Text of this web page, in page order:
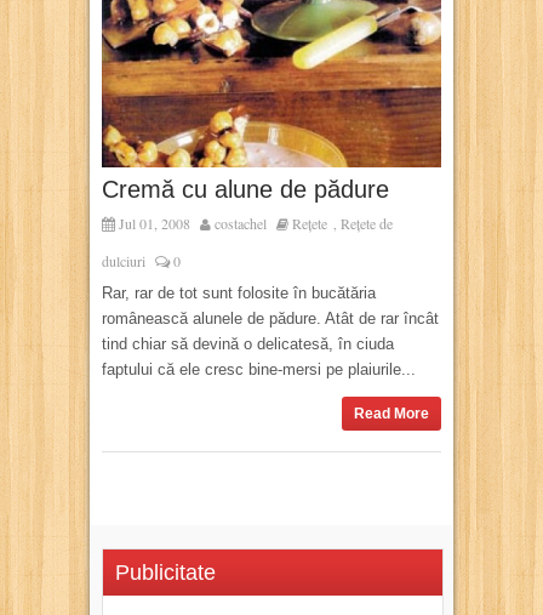
Cremă cu alune de pădure
Jul 01, 2008 costachel Rețete
Rețete de
dulciuri
0
Rar, rar de tot sunt folosite în bucătăria
românească alunele de pădure. Atât de rar încât
tind chiar să devină o delicatesă, în ciuda
faptului că ele cresc bine-mersi pe plaiurile...
Read More
Publicitate